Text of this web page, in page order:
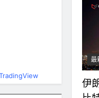
最
伊